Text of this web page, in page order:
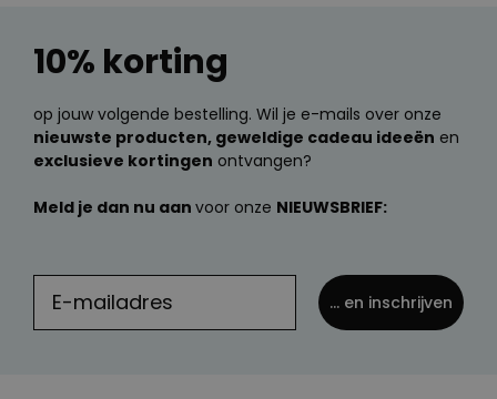
10% korting
op jouw volgende bestelling. Wil je e-mails over onze
nieuwste producten, geweldige cadeau ideeën en
exclusieve kortingen ontvangen?
Meld je dan nu aan voor onze NIEUWSBRIEF:
... en inschrijven